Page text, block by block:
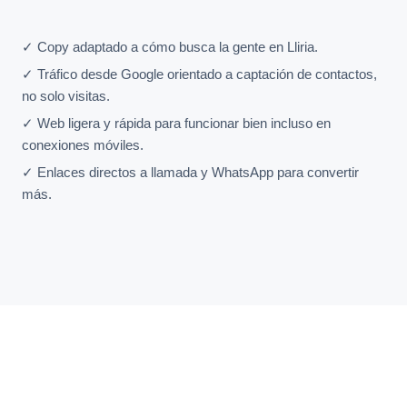
✓ Copy adaptado a cómo busca la gente en Lliria.
✓ Tráfico desde Google orientado a captación de contactos,
no solo visitas.
✓ Web ligera y rápida para funcionar bien incluso en
conexiones móviles.
✓ Enlaces directos a llamada y WhatsApp para convertir
más.